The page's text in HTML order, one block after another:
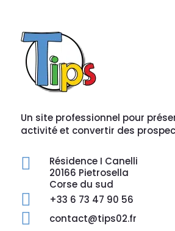
Un site professionnel pour
activité et convertir des

Résidence I Canelli
20166 Pietrosella
Corse du sud
 +33 6 73 47 90 56
 contact@tips02.fr